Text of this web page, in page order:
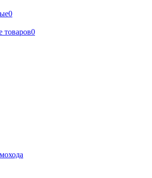
0
товаров0